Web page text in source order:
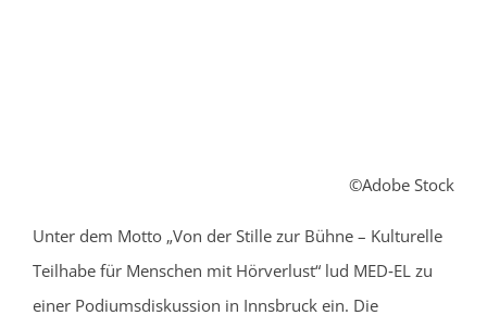
©Adobe Stock
Unter dem Motto „Von der Stille zur Bühne – Kulturelle
Teilhabe für Menschen mit Hörverlust“ lud MED‑EL zu
einer Podiumsdiskussion in Innsbruck ein. Die